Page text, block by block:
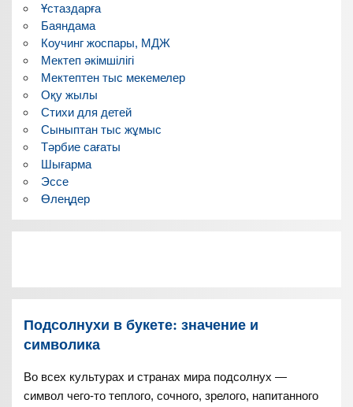
Ұстаздарға
Баяндама
Коучинг жоспары, МДЖ
Мектеп әкімшілігі
Мектептен тыс мекемелер
Оқу жылы
Стихи для детей
Сыныптан тыс жұмыс
Тәрбие сағаты
Шығарма
Эссе
Өлеңдер
Подсолнухи в букете: значение и
символика
Во всех культурах и странах мира подсолнух —
символ чего-то теплого, сочного, зрелого, напитанного